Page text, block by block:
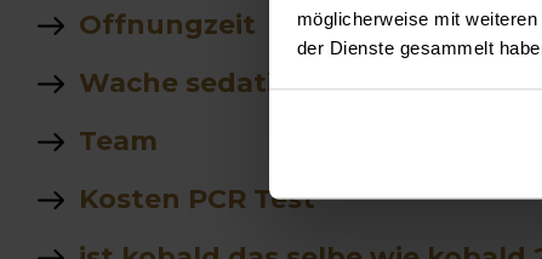
möglicherweise mit
der Dienste gesammelt
Offnungzeit
Wache sedation
Team
Kosten PCR Test